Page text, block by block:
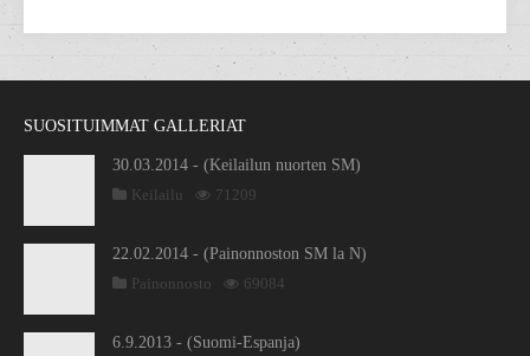
SUOSITUIMMAT GALLERIAT
30.03.2014 - (Keilailun nuorten SM)
Keilailu
71209
22.02.2014 - (Painonnoston SM la N)
Painonnosto
69084
6.9.2013 - (Suomi-Espanja)